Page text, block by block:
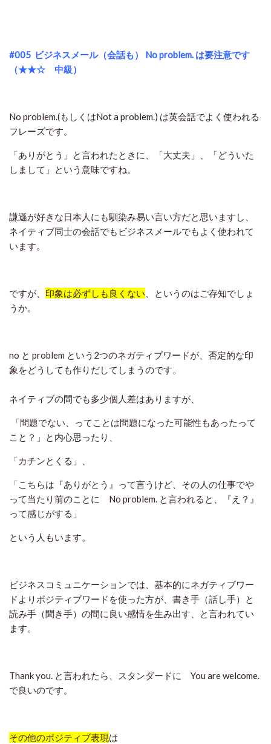
#005 ビジネスメール（会話も） No problem. は要注意です
（★★☆ 中級）
No problem.(もしくはNot a problem.) は英会話でよく使われる
フレーズです。
「ありがとう」と言われたときに、「大丈夫」、「どういた
しまして」という意味ですね。
謙遜が好きな日本人にも馴染み易い言い方だと思いますし、
ネイティブ同士の会話でもビジネスメールでもよく使われて
います。
ですが、 印象は必ずしも良くない 、というのはご存知でしょ
うか。
no と problem という2つのネガティブワードが、否定的な印
象をどうしても作りだしてしまうのです。
ネイティブの間でも多少個人差はありますが、
「問題でない、ってことは問題になった可能性もあったって
こと？」と内心思ったり、
「カチンとくる」、
「こちらは『ありがとう』って言うけど、その人の仕事でや
って当たり前のことに No problem. と言われると、『え？』
って感じがする」
という人もいます。
ビジネスコミュニケーションでは、基本的にネガティブワー
ドよりポジティブワードを使った方が、書き手（話し手）と
読み手（聞き手）の間に良い感情を生み出す、と言われてい
ます。
Thank you. と言われたら、スタンダードに You are welcome.
で良いのです。
その他のポジティブ表現は